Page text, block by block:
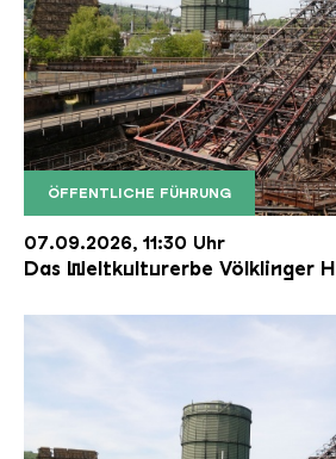
ÖFFENTLICHE FÜHRUNG
Der Erzschrägaufzug der
Copyright: Weltkulturerbe
07.09.2026, 11:30 Uhr
Das Weltkulturerbe Völklinger